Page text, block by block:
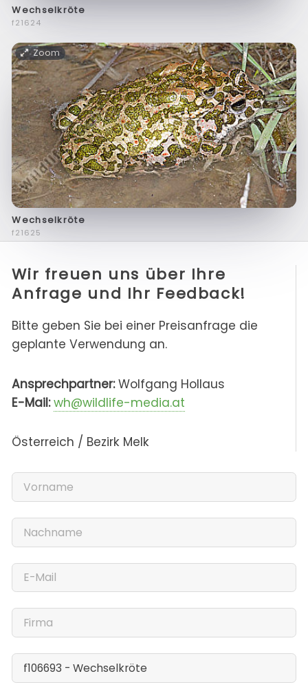
Wechselkröte
f21624
Zoom
Wechselkröte
f21625
Wir freuen uns über Ihre
Anfrage und Ihr Feedback!
Bitte geben Sie bei einer Preisanfrage die
geplante Verwendung an.
Ansprechpartner:Wolfgang Hollaus
E-Mail: wh@wildlife-media.at
Österreich / Bezirk Melk